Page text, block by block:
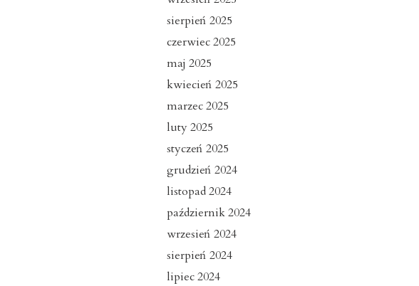
sierpień 2025
czerwiec 2025
maj 2025
kwiecień 2025
marzec 2025
luty 2025
styczeń 2025
grudzień 2024
listopad 2024
październik 2024
wrzesień 2024
sierpień 2024
lipiec 2024